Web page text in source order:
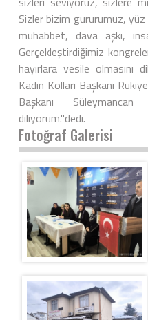
Sizler bizim gururumuz, yüz
muhabbet, dava aşkı,
Gerçekleştirdiğimiz
hayırlara vesile
Kadın Kolları Başkanı
Başkanı
diliyorum."dedi.
Fotoğraf Galerisi